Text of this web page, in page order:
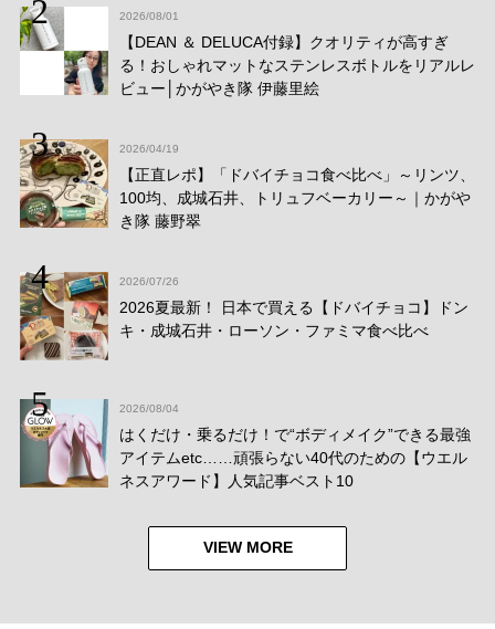
2026/08/01
【DEAN ＆ DELUCA付録】クオリティが高すぎ
る！おしゃれマットなステンレスボトルをリアルレ
ビュー│かがやき隊 伊藤里絵
2026/04/19
【正直レポ】「ドバイチョコ食べ比べ」～リンツ、
100均、成城石井、トリュフベーカリー～｜かがや
き隊 藤野翠
2026/07/26
2026夏最新！ 日本で買える【ドバイチョコ】ドン
キ・成城石井・ローソン・ファミマ食べ比べ
2026/08/04
はくだけ・乗るだけ！で“ボディメイク”できる最強
アイテムetc……頑張らない40代のための【ウエル
ネスアワード】人気記事ベスト10
VIEW MORE